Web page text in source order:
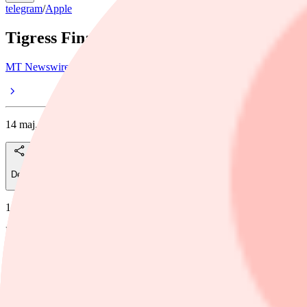
telegram/Apple
Tigress Financial Raises Apple Price
MT Newswires
14 maj, 18:36
Dela
12:36 PM EDT, 05/14/2026 (MT Newswires) -- Apple (AAPL) has
Price: 298.36, Change: -0.51, Percent Change: -0.17